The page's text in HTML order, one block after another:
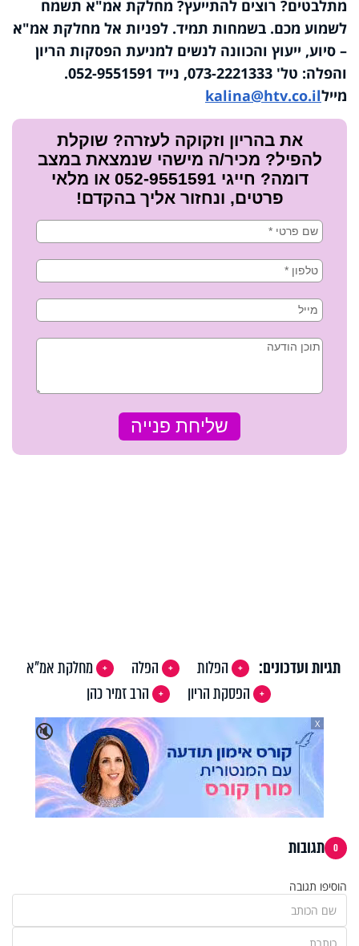
Video
מתלבטים? רוצים להתייעץ? מחלקת אמ"א תשמח
לשמוע מכם. בשמחות תמיד. לפניות אל מחלקת אמ"א
– סיוע, ייעוץ והכוונה לנשים למניעת הפסקות הריון
והפלה: טל' 073-2221333, נייד 052-9551591.
מיילkalina@htv.co.il
תגיות ועדכונים: הפלות הפלה
מחלקת אמ"א
הפסקת הריון
הרב זמיר כהן
🔇
X
0 תגובות
הוסיפו תגובה